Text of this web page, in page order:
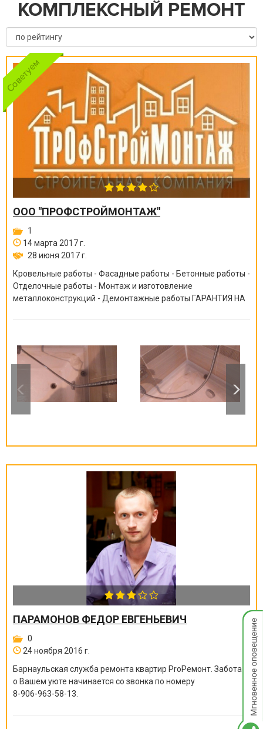
КОМПЛЕКСНЫЙ РЕМОНТ
ООО "ПРОФСТРОЙМОНТАЖ"
1
14 марта 2017 г.
28 июня 2017 г.
Кровельные работы - Фасадные работы - Бетонные работы -
Отделочные работы - Монтаж и изготовление
металлоконструкций - Демонтажные работы ГАРАНТИЯ НА
ПАРАМОНОВ ФЕДОР ЕВГЕНЬЕВИЧ
0
24 ноября 2016 г.
Барнаульская служба ремонта квартир ProРемонт. Забота
о Вашем уюте начинается со звонка по номеру
8-906-963-58-13